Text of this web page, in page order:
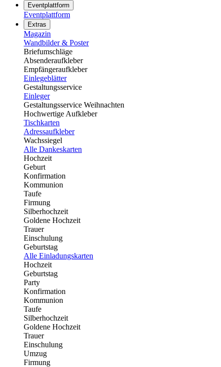
Eventplattform
Eventplattform
Extras
Magazin
Wandbilder & Poster
Briefumschläge
Absenderaufkleber
Empfängeraufkleber
Einlegeblätter
Gestaltungsservice
Einleger
Gestaltungsservice Weihnachten
Hochwertige Aufkleber
Tischkarten
Adressaufkleber
Wachssiegel
Alle Dankeskarten
Hochzeit
Geburt
Konfirmation
Kommunion
Taufe
Firmung
Silberhochzeit
Goldene Hochzeit
Trauer
Einschulung
Geburtstag
Alle Einladungskarten
Hochzeit
Geburtstag
Party
Konfirmation
Kommunion
Taufe
Silberhochzeit
Goldene Hochzeit
Trauer
Einschulung
Umzug
Firmung